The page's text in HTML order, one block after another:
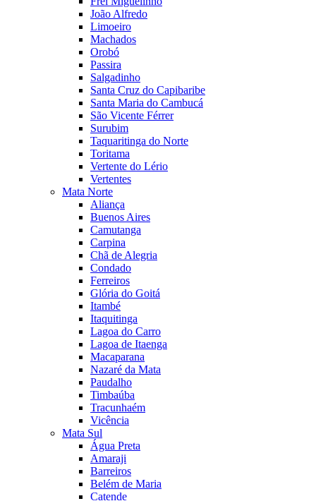
João Alfredo
Limoeiro
Machados
Orobó
Passira
Salgadinho
Santa Cruz do Capibaribe
Santa Maria do Cambucá
São Vicente Férrer
Surubim
Taquaritinga do Norte
Toritama
Vertente do Lério
Vertentes
Mata Norte
Aliança
Buenos Aires
Camutanga
Carpina
Chã de Alegria
Condado
Ferreiros
Glória do Goitá
Itambé
Itaquitinga
Lagoa do Carro
Lagoa de Itaenga
Macaparana
Nazaré da Mata
Paudalho
Timbaúba
Tracunhaém
Vicência
Mata Sul
Água Preta
Amaraji
Barreiros
Belém de Maria
Catende